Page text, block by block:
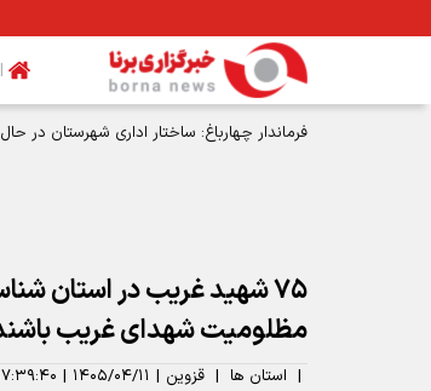
|
۷۵ شهید غریب در استان
مظلومیت شهدای غریب
| استان ها | قزوین | ۱۴۰۵/۰۴/۱۱ |